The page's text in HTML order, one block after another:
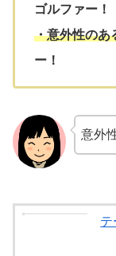
ゴルファー！
・意外性のあ
ー！
意外
テ